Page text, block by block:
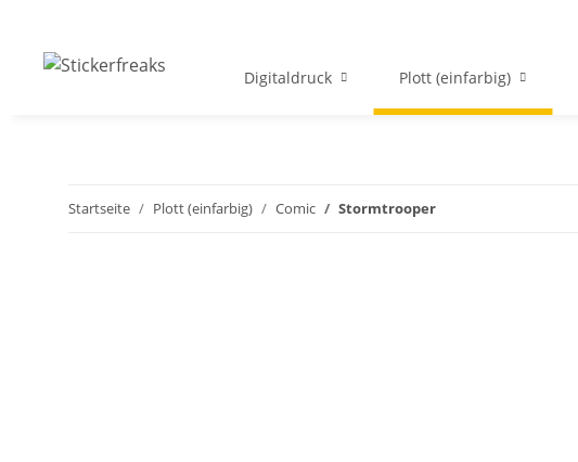
Digitaldruck Plott (einfarbig)
Startseite Plott (einfarbig) Comic Stormtrooper